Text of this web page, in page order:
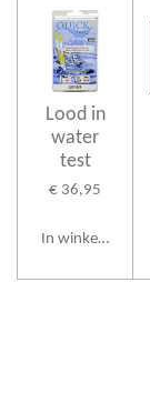
Lood in
water
test
€ 36,95
In winkelwagen